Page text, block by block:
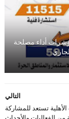
أداء مصلحة
التالي
الأهلية تستعد للمشاركة